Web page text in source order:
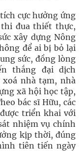
cực hưởng ứng
đua thiết thực,
xây dựng Nông
để ai bị bỏ lại
sức, đồng lòng
thắng đại dịch
xoá nhà tạm, nhà
xã hội học tập,
bác sĩ Hữu, các
triển khai với
nhiệm vụ chính
kịp thời, đúng
tiên tiến ngày